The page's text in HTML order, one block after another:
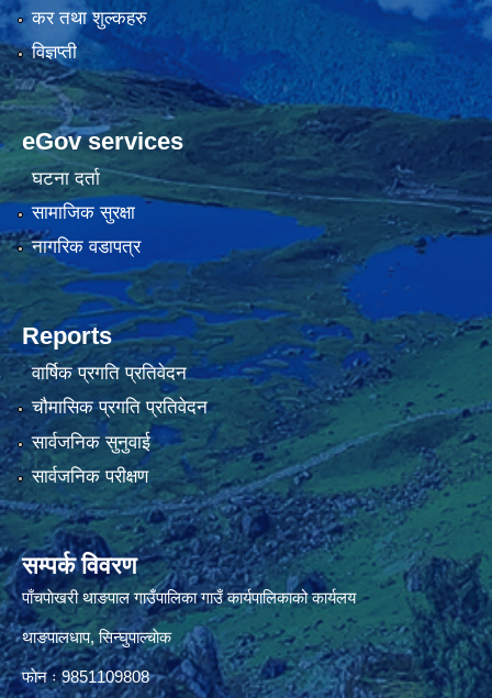
कर तथा शुल्कहरु
विज्ञप्ती
eGov services
घटना दर्ता
सामाजिक सुरक्षा
नागरिक वडापत्र
Reports
वार्षिक प्रगति प्रतिवेदन
चौमासिक प्रगति प्रतिवेदन
सार्वजनिक सुनुवाई
सार्वजनिक परीक्षण
सम्पर्क विवरण
पाँचपाेखरी थाङपाल गाउँपालिका गाउँ कार्यपालिकाको कार्यलय
थाङपालधाप, सिन्घुपाल्चाेक
फाेन ः 9851109808